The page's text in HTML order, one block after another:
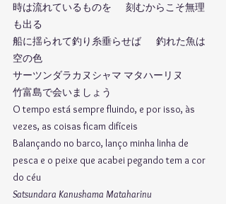
時は流れているものを	刻むからこそ無理
も出る
船に揺られて釣り糸垂らせば	 釣れた魚は
空の色
サーツンダラカヌシャマ マタハーリヌ
竹富島で会いましょう
O tempo está sempre fluindo, e por isso, às
vezes, as coisas ficam difíceis
Balançando no barco, lanço minha linha de
pesca e o peixe que acabei pegando tem a cor
do céu
Satsundara Kanushama Mataharinu